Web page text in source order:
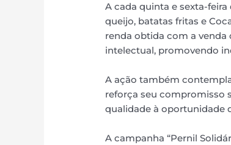
A cada quinta e sexta-
queijo, batatas fritas e
renda obtida com a venda
intelectual, promovendo
A ação também
reforça seu compromisso
qualidade à oportunidade
A campanha “Pernil